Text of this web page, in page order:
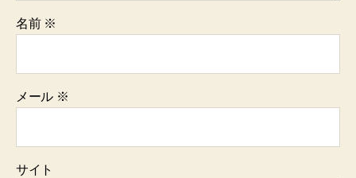
名前 ※
メール ※
サイト